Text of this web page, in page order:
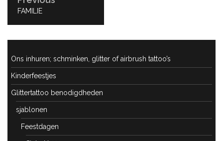
PREVIOUS
FAMILIE
Ons inhuren; schminken, glitter of airbrush tattoo’s
Kinderfeestjes
Glittertattoo benodigdheden
sjablonen
Feestdagen